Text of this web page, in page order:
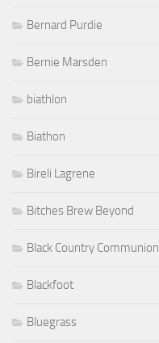
Bernard Purdie
Bernie Marsden
biathlon
Biathon
Bireli Lagrene
Bitches Brew Beyond
Black Country Communion
Blackfoot
Bluegrass